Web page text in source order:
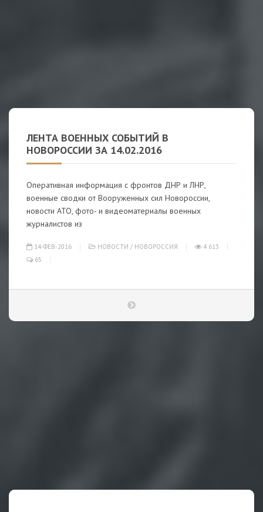
ЛЕНТА ВОЕННЫХ СОБЫТИЙ В
НОВОРОССИИ ЗА 14.02.2016
Оперативная информация с фронтов ДНР и ЛНР,
военные сводки от Вооруженных сил Новороссии,
новости АТО, фото- и видеоматериалы военных
журналистов из
14-ФЕВ-2016 НОВОСТИ / НОВОРОССИЯ
4 613
65